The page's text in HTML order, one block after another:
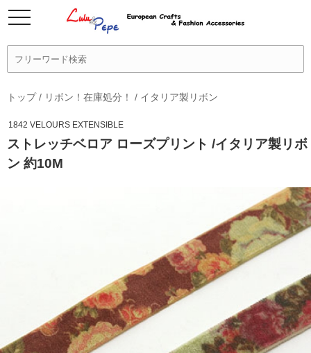
トップ/ リボン！在庫処分！ / イタリア製リボン
1842 VELOURS EXTENSIBLE
ストレッチベロア ローズプリント /イタリア製リボ
ン 約10M